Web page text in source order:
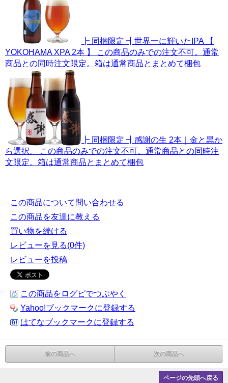
┣ 同梱限定 ┫世界一に輝いたIPA 【
YOKOHAMA XPA 2本 】 この商品のみでの注文不可。通常
商品との同時注文限定。箱は通常商品とまとめて梱包
┣ 同梱限定 ┫感謝の生 2本｜金と黒か
ら選択。 この商品のみでの注文不可。通常商品との同時注
文限定。箱は通常商品とまとめて梱包
この商品について問い合わせる
この商品を友達に教える
買い物を続ける
レビューを見る(0件)
レビューを投稿
この商品をログピでつぶやく
Yahoo!ブックマークに登録する
はてなブックマークに登録する
前の商品へ 次の商品へ
ページの先頭へ戻る